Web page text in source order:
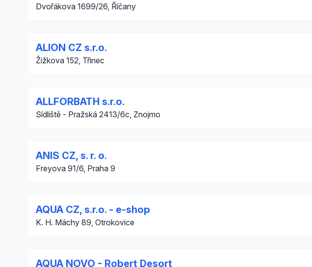
Dvořákova 1699/26, Říčany
ALION CZ s.r.o.
Žižkova 152, Třinec
ALLFORBATH s.r.o.
Sídliště - Pražská 2413/6c, Znojmo
ANIS CZ, s. r. o.
Freyova 91/6, Praha 9
AQUA CZ, s.r.o. - e-shop
K. H. Máchy 89, Otrokovice
AQUA NOVO - Robert Desort